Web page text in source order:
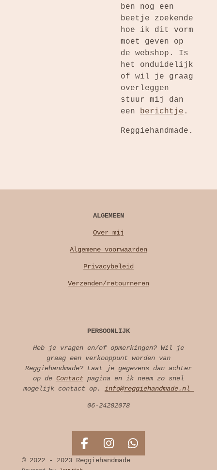
ben nog een
beetje zoekende
hoe ik dit vorm
moet geven op
de webshop. Is
het onduidelijk
of wil je graag
overleggen
stuur mij dan
een berichtje .
Reggiehandmade.
ALGEMEEN
Over mij
Algemene voorwaarden
Privacybeleid
Verzenden/retourneren
PERSOONLIJK
Heb je vragen en/of opmerkingen? Wil je
graag een verkooppunt worden van
Reggiehandmade? Laat je gegevens dan achter
op de Contact pagina en ik neem zo snel
mogelijk contact op. info@reggiehandmade.nl
06-24282078
F
a
I
n
W
© 2022 - 2023 Reggiehandmade